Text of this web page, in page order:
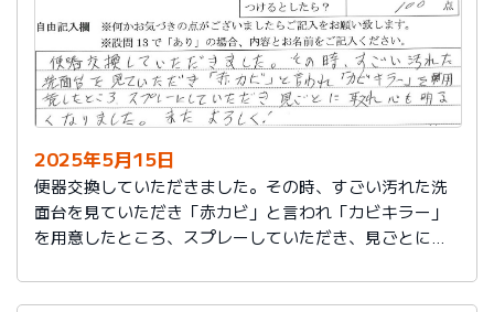
2025年5月15日
便器交換していただきました。その時、すごい汚れた洗
面台を見ていただき「赤カビ」と言われ「カビキラー」
を用意したところ、スプレーしていただき、見ごとに取